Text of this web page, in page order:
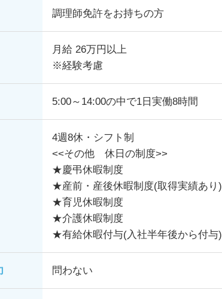
調理師免許をお持ちの方
月給 26万円以上
※経験考慮
5:00～14:00の中で1日実働8時間
4週8休・シフト制
<<その他 休日の制度>>
★慶弔休暇制度
★産前・産後休暇制度(取得実績あり)
★育児休暇制度
★介護休暇制度
★有給休暇付与(入社半年後から付与)
問わない